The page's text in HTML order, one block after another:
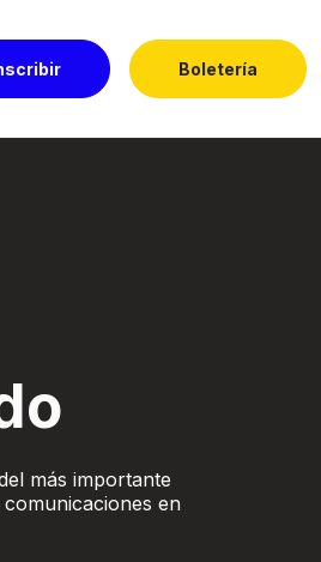
Boletería
más importante
en